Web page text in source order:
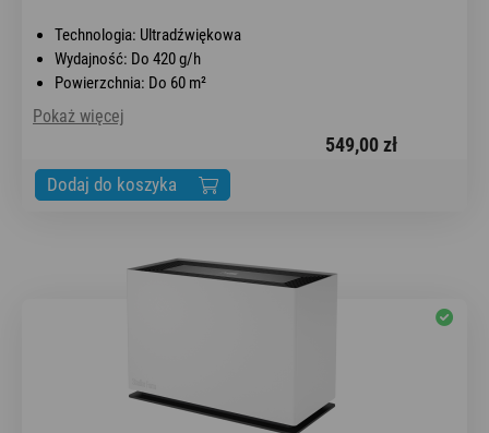
Technologia: Ultradźwiękowa
Wydajność: Do 420 g/h
Powierzchnia: Do 60 m²
Pokaż więcej
549,00 zł
Dodaj do koszyka